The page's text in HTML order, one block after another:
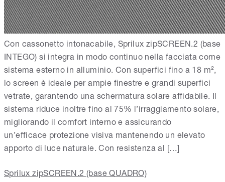
Con cassonetto intonacabile, Sprilux zipSCREEN.2 (base
INTEGO) si integra in modo continuo nella facciata come
sistema esterno in alluminio. Con superfici fino a 18 m²,
lo screen è ideale per ampie finestre e grandi superfici
vetrate, garantendo una schermatura solare affidabile. Il
sistema riduce inoltre fino al 75% l’irraggiamento solare,
migliorando il comfort interno e assicurando
un’efficace protezione visiva mantenendo un elevato
apporto di luce naturale. Con resistenza al […]
Sprilux zipSCREEN.2 (base QUADRO)